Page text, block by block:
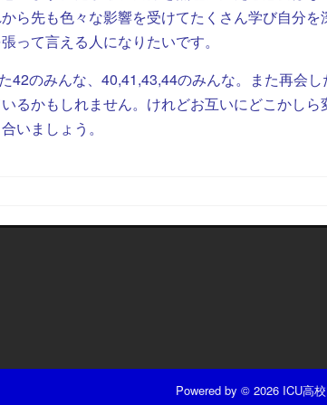
ら先も色々な影響を受けてたくさん学び自分を
って言える人になりたいです。
42のみんな、40,41,43,44のみんな。また再会
るかもしれません。けれどお互いにどこかしら
いましょう。
Powered by © 2026 ICU高